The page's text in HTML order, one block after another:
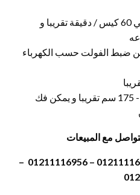
سرعة التعبئة من 35 كيس حتي 60 كيس / دقيقة تقريبا و
فولت و يمكن ضبط الفولت حسب الكهرباء
أبعاد الماكينة الخارجي 70- 97- 175 سم تقريبا و يمكن فك
مع المبيعات
موبايل 01211116954 – 01211116955 – 01211116956 –